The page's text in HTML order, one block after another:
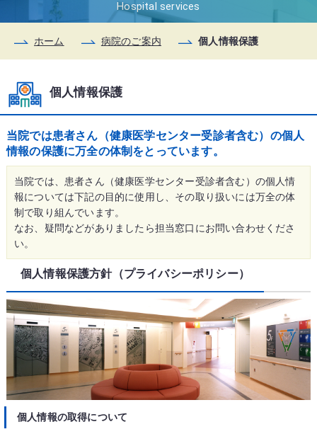
Hospital services
ホーム 病院のご案内 個人情報保護
個人情報保護
当院では患者さん（健康医学センター受診者含む）の個人
情報の保護に万全の体制をとっています。
当院では、患者さん（健康医学センター受診者含む）の個人情
報については下記の目的に使用し、その取り扱いには万全の体
制で取り組んでいます。
なお、疑問などがありましたら担当窓口にお問い合わせくださ
い。
個人情報保護方針（プライバシーポリシー）
個人情報の取得について